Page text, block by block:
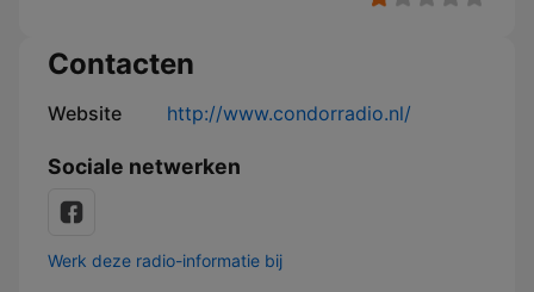
Contacten
Website http://www.condorradio.nl/
Sociale netwerken
Werk deze radio-informatie bij